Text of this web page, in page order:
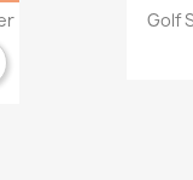
Golf